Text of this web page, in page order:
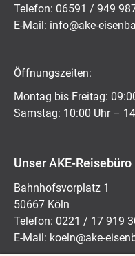
Telefon: 06591 / 949
E-Mail:
Öffnungszeiten:
Montag bis Freitag:
Samstag: 10:00 Uhr –
Unser AKE-Reisebüro
Bahnhofsvorplatz 1
50667 Köln
Telefon: 0221 / 17 919
E-Mail: koeln@ake-